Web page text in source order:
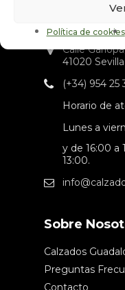
Política de cookies
Calle
41020 Sevilla
(+34) 954 25
Horario de
Lunes a
y de 16:00 a
13:00.
Sobre
Calzados
Preguntas
Contacto